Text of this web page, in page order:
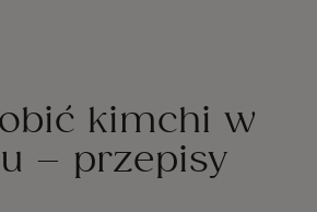
kimchi w
– przepisy